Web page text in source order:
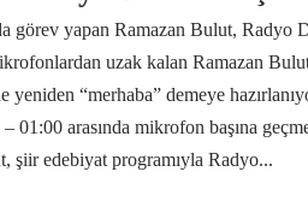
görev yapan Ramazan Bulut, Radyo
uzak kalan Ramazan
“merhaba” demeye
01:00 arasında mikrofon başına
şiir edebiyat programıyla Radyo...